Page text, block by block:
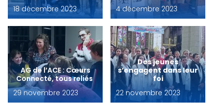
18 décembre 2023
4 décembre 2023
AG de l’ACE : Cœurs
Connecté, tous reliés
29 novembre 2023
Des jeunes
s’engagent dans leur
foi
22 novembre 2023